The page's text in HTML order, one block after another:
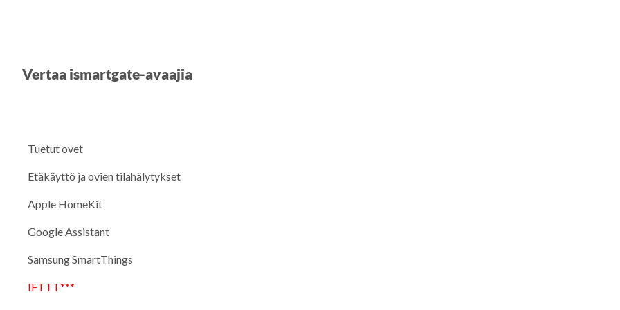
Vertaa ismartgate-avaajia
Tuetut ovet
Etäkäyttö ja ovien tilahälytykset
Apple HomeKit
Google Assistant
Samsung SmartThings
IFTTT***